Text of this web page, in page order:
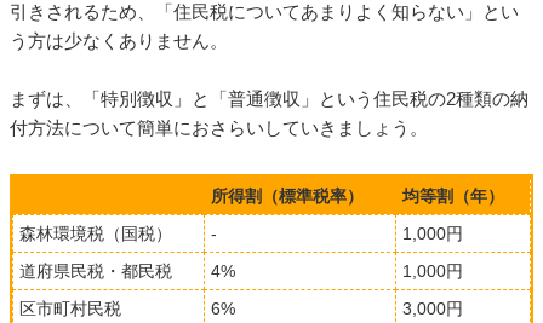
引きされるため、「住民税についてあまりよく知らない」とい
う方は少なくありません。
まずは、「特別徴収」と「普通徴収」という住民税の2種類の納
付方法について簡単におさらいしていきましょう。
所得割（標準税率）
均等割（年）
森林環境税（国税）
-
1,000円
道府県民税・都民税
4%
1,000円
区市町村民税
6%
3,000円